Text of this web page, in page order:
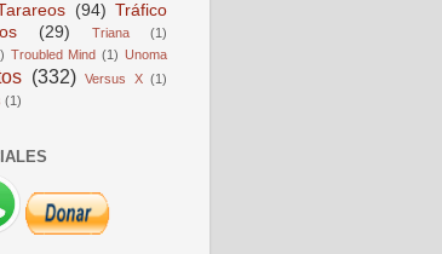
(94) Tráfico
(29) Triana
(1)
Troubled Mind (1) Unoma
(332) Versus X (1)
(1)